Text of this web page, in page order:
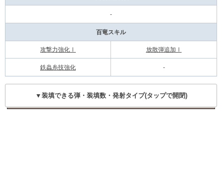
-
百竜スキル
攻撃力強化Ⅰ 放散弾追加Ⅰ
鉄蟲糸技強化 -
▼装填できる弾・装填数・発射タイプ(タップで開閉)